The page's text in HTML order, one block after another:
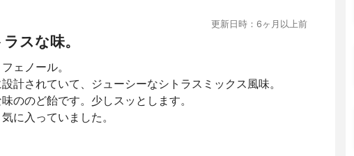
更新日時：6ヶ月以上前
スな味。
ェノール。
計されていて、ジューシーなシトラスミックス風味。
ののど飴です。少しスッとします。
に入っていました。